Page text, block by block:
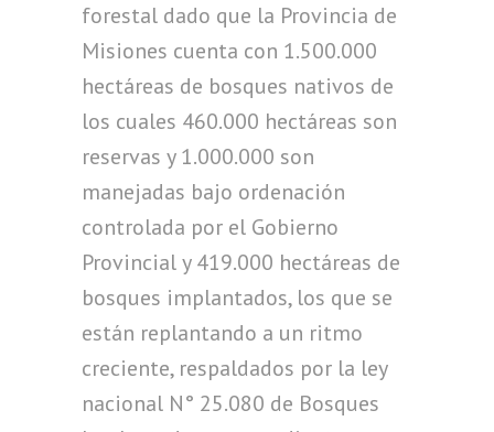
forestal dado que la Provincia de
Misiones cuenta con 1.500.000
hectáreas de bosques nativos de
los cuales 460.000 hectáreas son
reservas y 1.000.000 son
manejadas bajo ordenación
controlada por el Gobierno
Provincial y 419.000 hectáreas de
bosques implantados, los que se
están replantando a un ritmo
creciente, respaldados por la ley
nacional N° 25.080 de Bosques